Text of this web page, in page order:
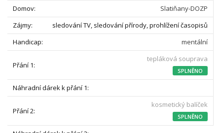
Slatiňany-DOZP
sledování TV, sledování přírody, prohlížení časopisů
mentální
tepláková souprava
SPLNĚNO
kosmetický balíček
SPLNĚNO